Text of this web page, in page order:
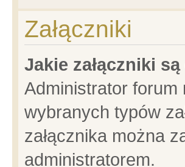
Załączniki
Jakie załączniki
Administrator forum
wybranych typów
załącznika można
administratorem.